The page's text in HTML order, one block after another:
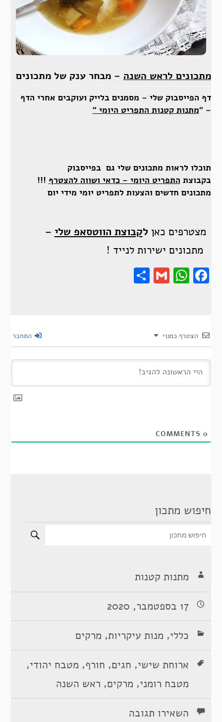
מתכונים לראש השנה – מבחר ענק של מתכונים
דף הפייסבוק שלי – מסמנים בלייק ועוקבים אחרי הדף
– “מתנות קטנות התפריט היומי “
תוכלו לראות מתכונים שלי גם בפייסבוק
בקבוצת התפריט היומי – כדאי ושווה להצטרף !!!
מתכונים חדשים והצעות לתפריט יומי מידי יום
מצטרפים כאן לקבוצת הווטסאפ שלי –
מתכונים ישירות לנייד !
Gmail
Share
הצטרף כמנוי התחבר
0
חיפוש מתכון
מתנות קטנות
17 בספטמבר, 2020
כללי, מנות עיקריות, מרקים
ארוחת שישי, חגים, חורף, מטבח יהודי,
מטבח רומני, מרקים, ראש השנה
השאירו תגובה